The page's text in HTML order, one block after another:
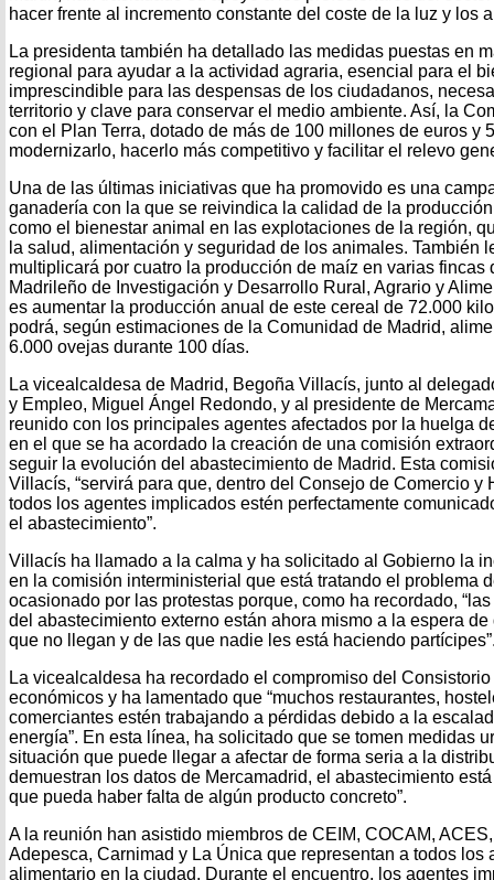
hacer frente al incremento constante del coste de la luz y los
La presidenta también ha detallado las medidas puestas en
regional para ayudar a la actividad agraria, esencial para el
imprescindible para las despensas de los ciudadanos,
territorio y clave para conservar el medio ambiente. Así, la
con el Plan Terra, dotado de más de 100 millones de euros y
modernizarlo, hacerlo más competitivo y facilitar el relevo
Una de las últimas iniciativas que ha promovido es una
ganadería con la que se reivindica la calidad de la
como el bienestar animal en las explotaciones de la región,
la salud, alimentación y seguridad de los animales. También
multiplicará por cuatro la producción de maíz en varias fincas
Madrileño de Investigación y Desarrollo Rural, Agrario y
es aumentar la producción anual de este cereal de 72.000
podrá, según estimaciones de la Comunidad de Madrid,
6.000 ovejas durante 100 días.
La vicealcaldesa de Madrid, Begoña Villacís, junto al
y Empleo, Miguel Ángel Redondo, y al presidente de
reunido con los principales agentes afectados por la huelga
en el que se ha acordado la creación de una comisión
seguir la evolución del abastecimiento de Madrid. Esta
Villacís, “servirá para que, dentro del Consejo de Comercio y
todos los agentes implicados estén perfectamente
el abastecimiento”.
Villacís ha llamado a la calma y ha solicitado al Gobierno la
en la comisión interministerial que está tratando el problema
ocasionado por las protestas porque, como ha recordado,
del abastecimiento externo están ahora mismo a la espera
que no llegan y de las que nadie les está haciendo
La vicealcaldesa ha recordado el compromiso del
económicos y ha lamentado que “muchos restaurantes,
comerciantes estén trabajando a pérdidas debido a la
energía”. En esta línea, ha solicitado que se tomen medidas
situación que puede llegar a afectar de forma seria a la
demuestran los datos de Mercamadrid, el abastecimiento
que pueda haber falta de algún producto concreto”.
A la reunión han asistido miembros de CEIM, COCAM,
Adepesca, Carnimad y La Única que representan a todos los
alimentario en la ciudad. Durante el encuentro, los agentes